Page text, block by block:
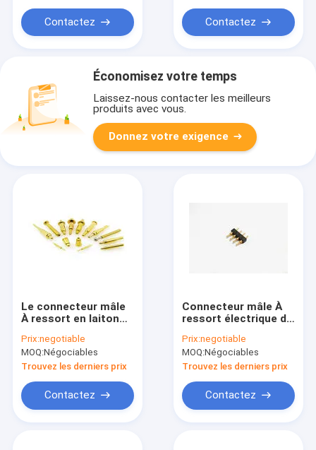
Contactez Contactez
Économisez votre temps
Laissez-nous contacter les meilleurs
produits avec vous.
Donnez votre exigence
Le connecteur mâle
À ressort en laiton
électrique borne
1/3/6mm
Prix:negotiable
MOQ:Négociables
Trouvez les derniers prix
Contactez
Connecteur mâle À
ressort électrique de
le traitement doux de
fil de ressort
Prix:negotiable
MOQ:Négociables
Trouvez les derniers prix
Contactez